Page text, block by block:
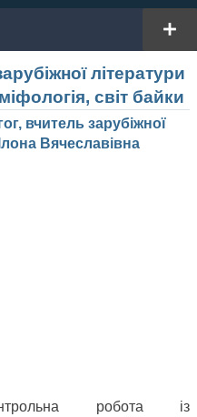
літератури
світ байки
вчитель зарубіжної
Вячеславівна
робота із